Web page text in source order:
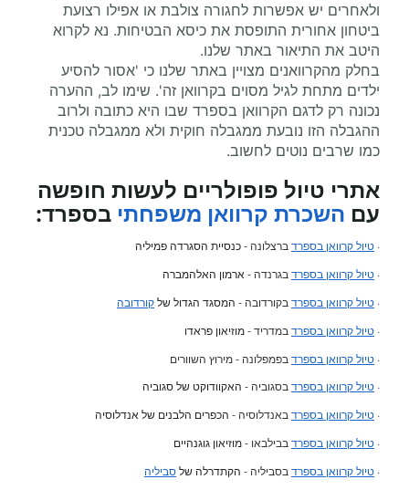
ולאחרים יש אפשרות לחגורה צולבת או אפילו רצועת
ביטחון אחורית התופסת את כיסא הבטיחות. נא לקרוא
היטב את התיאור באתר שלנו.
בחלק מהקרוואנים מצויין באתר שלנו כי 'אסור להסיע
ילדים מתחת לגיל מסוים בקרוואן זה'. שימו לב, ההערה
נכונה רק לדגם הקרוואן בספרד שבו היא כתובה ולרוב
ההגבלה הזו נובעת ממגבלה חוקית ולא ממגבלה טכנית
כמו שרבים נוטים לחשוב.
אתרי טיול פופולריים לעשות חופשה
עם השכרת קרוואן משפחתי בספרד:
· טיול קרוואן בספרד ברצלונה - כנסיית הסגרדה פמיליה
· טיול קרוואן בספרד בגרנדה - ארמון האלהמברה
· טיול קרוואן בספרד בקורדובה - המסגד הגדול של קורדובה
· טיול קרוואן בספרד במדריד - מוזיאון פראדו
· טיול קרוואן בספרד בפמפלונה - מירוץ השוורים
· טיול קרוואן בספרד בסגוביה - האקוודוקט של סגוביה
· טיול קרוואן בספרד באנדלוסיה - הכפרים הלבנים של אנדלוסיה
· טיול קרוואן בספרד בבילבאו - מוזיאון גוגנהיים
· טיול קרוואן בספרד בסביליה - הקתדרלה של סביליה